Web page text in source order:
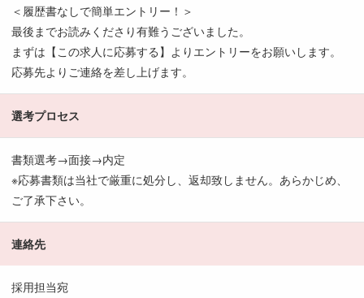
＜履歴書なしで簡単エントリー！＞
最後までお読みくださり有難うございました。
まずは【この求人に応募する】よりエントリーをお願いします。
応募先よりご連絡を差し上げます。
選考プロセス
書類選考→面接→内定
※応募書類は当社で厳重に処分し、返却致しません。あらかじめ、
ご了承下さい。
連絡先
採用担当宛